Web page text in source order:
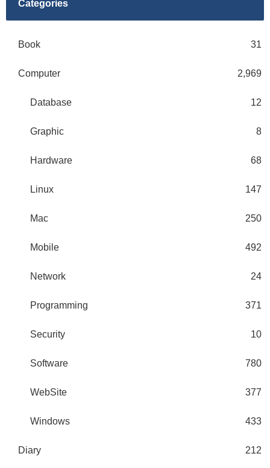
Categories
Book 31
Computer 2,969
Database 12
Graphic 8
Hardware 68
Linux 147
Mac 250
Mobile 492
Network 24
Programming 371
Security 10
Software 780
WebSite 377
Windows 433
Diary 212